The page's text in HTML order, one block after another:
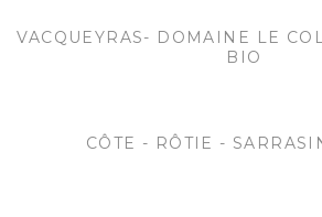
VACQUEYRAS- DOMAINE LE
BIO
CÔTE - RÔTIE -